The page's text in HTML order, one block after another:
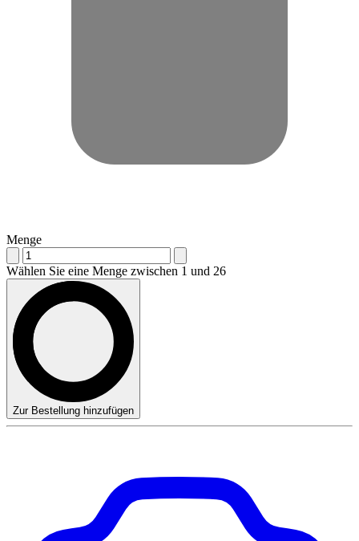
Menge
Wählen Sie eine Menge zwischen 1 und 26
Zur Bestellung hinzufügen